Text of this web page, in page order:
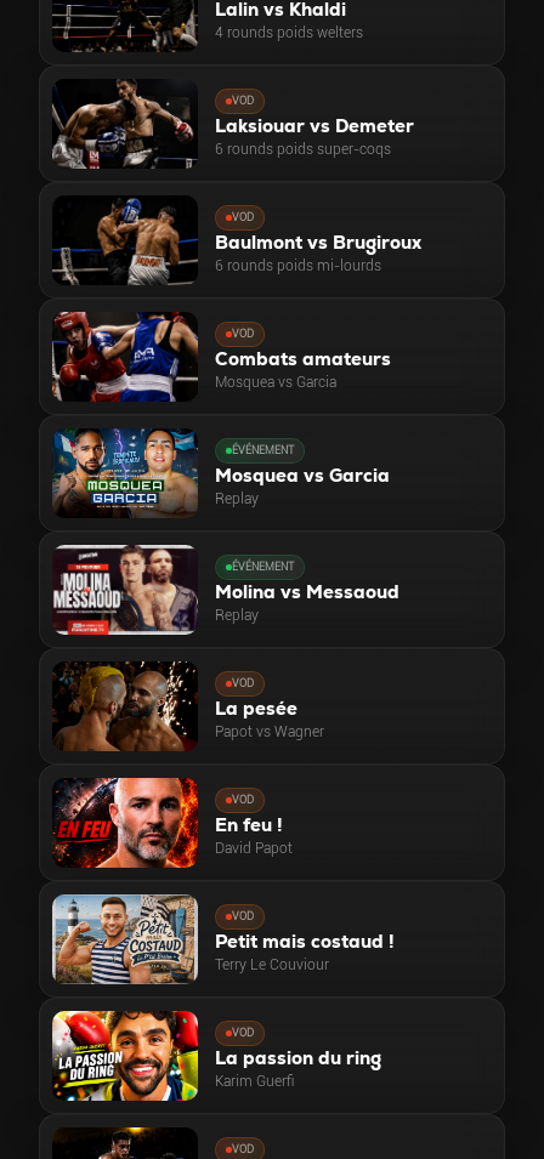
Lalin vs Khaldi
4 rounds poids welters
VOD
Laksiouar vs Demeter
6 rounds poids super-coqs
VOD
Baulmont vs Brugiroux
6 rounds poids mi-lourds
VOD
Combats amateurs
Mosquea vs Garcia
ÉVÉNEMENT
Mosquea vs Garcia
Replay
ÉVÉNEMENT
Molina vs Messaoud
Replay
VOD
La pesée
Papot vs Wagner
VOD
En feu !
David Papot
VOD
Petit mais costaud !
Terry Le Couviour
VOD
La passion du ring
Karim Guerfi
VOD